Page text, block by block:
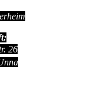
26